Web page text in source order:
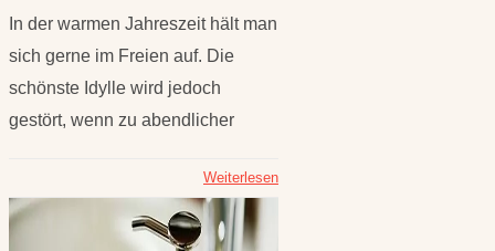
In der warmen Jahreszeit hält man
sich gerne im Freien auf. Die
schönste Idylle wird jedoch
gestört, wenn zu abendlicher
Weiterlesen